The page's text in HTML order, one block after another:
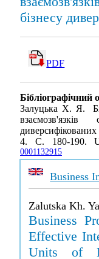
бізнесу
PDF
Бібліографічний
Залуцька Х. Я.
4. С. 180-190.
0001132915
Business
Zalutska Kh.
Business
Effective
Units of